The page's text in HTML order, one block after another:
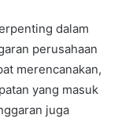
dalam
perusahaan
merencanakan,
yang masuk
juga